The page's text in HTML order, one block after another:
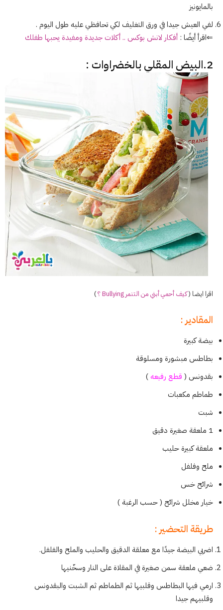
بالمايونيز
لفي العيش جيدا في ورق التغليف لكي تحافظي عليه طول اليوم .
⇐اقرأ أيضًا : أفكار لانش بوكس .. أكلات جديدة ومفيدة يحبها طفلك
2.البيض المقلي بالخضراوات :
اقرا ايضا (كيف أحمي أبني من التنمر Bullying ؟ )
المقادير :
بيضة كبيرة
بطاطس مبشورة ومسلوقة
بقدونس ( قطع رفيعه )
طماطم مكعبات
شبت
1 ملعقة صغيرة دقيق
ملعقة كبيرة حليب
ملح وفلفل
شرائح خس
خيار مخلل شرائح ( حسب الرغبة )
طريقة التحضير :
اضربي البيضة جيدًا مع معلقة الدقيق والحليب والملح والفلفل.
ضعي ملعقة سمن صغيرة في المقلاة على النار وسخّنيها
ارمي فيها البطاطس وقلبيها ثم الطماطم ثم الشبت والبقدونس
وقلبيهم جيدا